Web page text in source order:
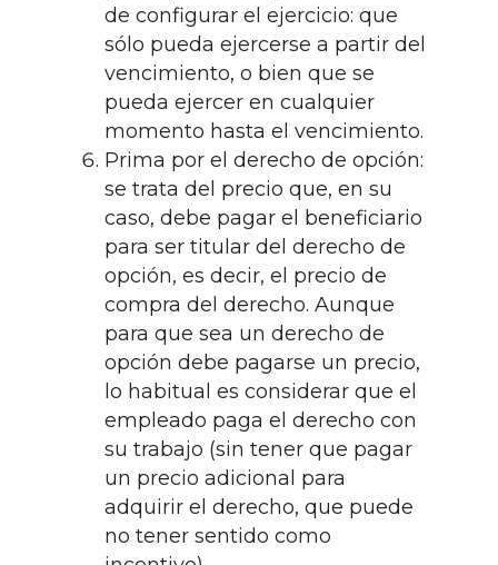
de configurar el ejercicio: que
sólo pueda ejercerse a partir del
vencimiento, o bien que se
pueda ejercer en cualquier
momento hasta el vencimiento.
Prima por el derecho de opción:
se trata del precio que, en su
caso, debe pagar el beneficiario
para ser titular del derecho de
opción, es decir, el precio de
compra del derecho. Aunque
para que sea un derecho de
opción debe pagarse un precio,
lo habitual es considerar que el
empleado paga el derecho con
su trabajo (sin tener que pagar
un precio adicional para
adquirir el derecho, que puede
no tener sentido como